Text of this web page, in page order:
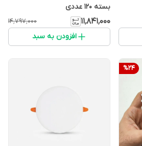
بسته ۱۲۰ عددی
۱۱٬۸۴۱٬۰۰۰ ۱۴٬۷۹۷٬۰۰۰
افزودن به سبد
%24